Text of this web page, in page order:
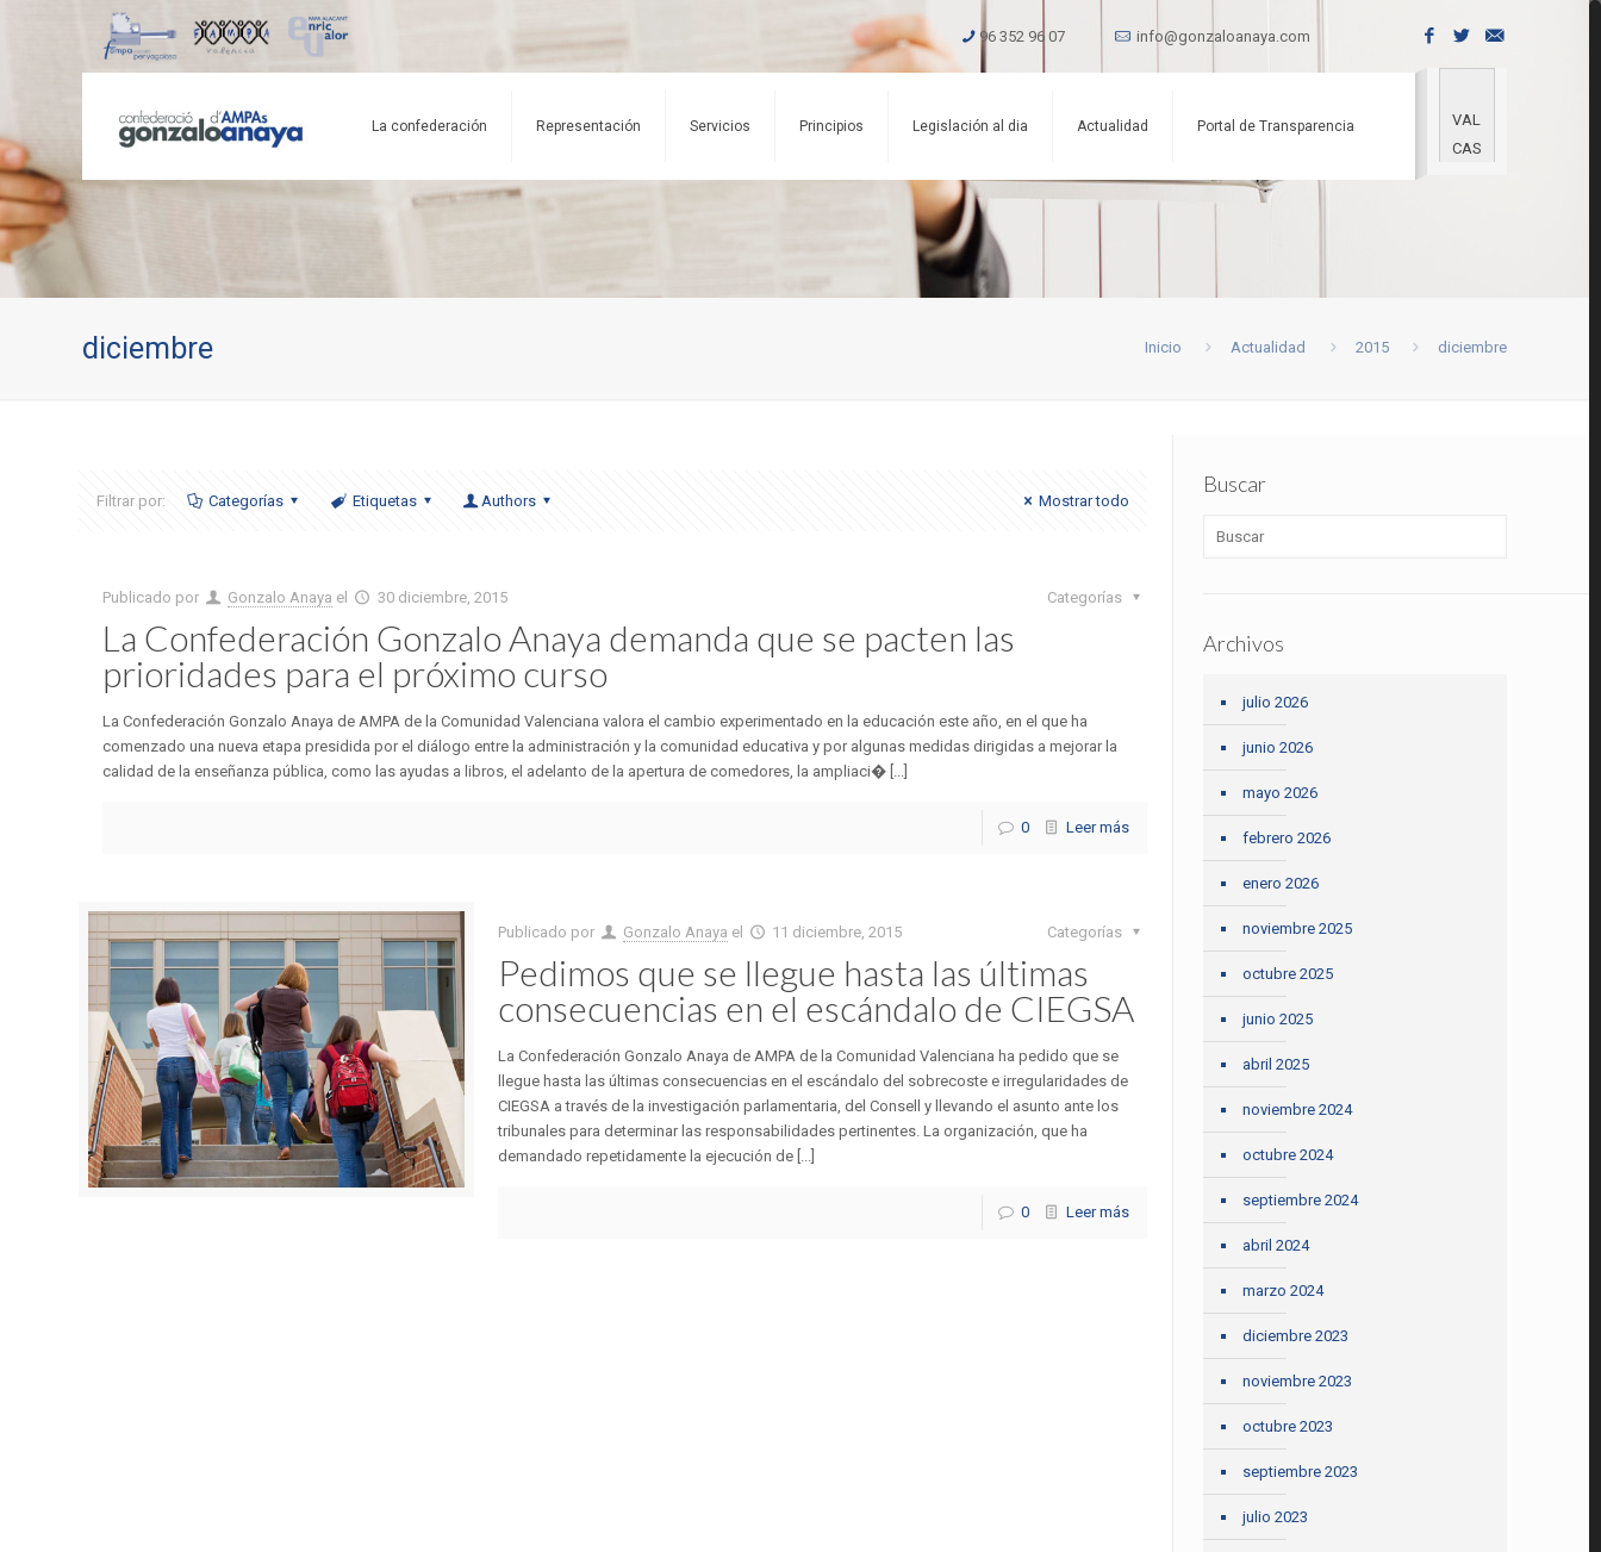
96 352 96 07 info@gonzaloanaya.com
La confederación Representación Servicios Principios Legislación al dia Actualidad Portal de Transparencia
VAL
CAS
diciembre Inicio Actualidad 2015 diciembre
Filtrar por: Categorías Etiquetas Authors Mostrar todo
Publicado por Gonzalo Anaya el 30 diciembre, 2015 Categorías
La Confederación Gonzalo Anaya demanda que se pacten las
prioridades para el próximo curso
La Confederación Gonzalo Anaya de AMPA de la Comunidad Valenciana valora el cambio experimentado en la educación este año, en el que ha
comenzado una nueva etapa presidida por el diálogo entre la administración y la comunidad educativa y por algunas medidas dirigidas a mejorar la
calidad de la enseñanza pública, como las ayudas a libros, el adelanto de la apertura de comedores, la ampliaci� [...]
0 Leer más
Publicado por Gonzalo Anaya el 11 diciembre, 2015 Categorías
Pedimos que se llegue hasta las últimas
consecuencias en el escándalo de CIEGSA
La Confederación Gonzalo Anaya de AMPA de la Comunidad Valenciana ha pedido que se
llegue hasta las últimas consecuencias en el escándalo del sobrecoste e irregularidades de
CIEGSA a través de la investigación parlamentaria, del Consell y llevando el asunto ante los
tribunales para determinar las responsabilidades pertinentes. La organización, que ha
demandado repetidamente la ejecución de [...]
0 Leer más
Buscar
Archivos
julio 2026
junio 2026
mayo 2026
febrero 2026
enero 2026
noviembre 2025
octubre 2025
junio 2025
abril 2025
noviembre 2024
octubre 2024
septiembre 2024
abril 2024
marzo 2024
diciembre 2023
noviembre 2023
octubre 2023
septiembre 2023
julio 2023